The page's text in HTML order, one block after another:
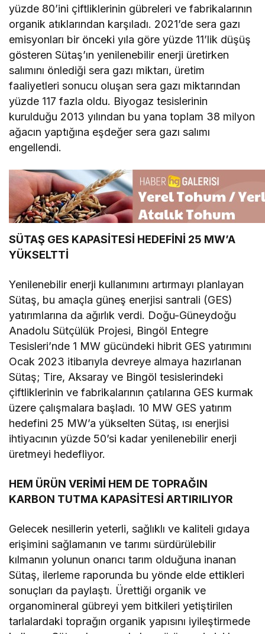
yüzde 80’ini çiftliklerinin gübreleri ve fabrikalarının
organik atıklarından karşıladı. 2021’de sera gazı
emisyonları bir önceki yıla göre yüzde 11’lik düşüş
gösteren Sütaş’ın yenilenebilir enerji üretirken
salımını önlediği sera gazı miktarı, üretim
faaliyetleri sonucu oluşan sera gazı miktarından
yüzde 117 fazla oldu. Biyogaz tesislerinin
kurulduğu 2013 yılından bu yana toplam 38 milyon
ağacın yaptığına eşdeğer sera gazı salımı
engellendi.
SÜTAŞ GES KAPASİTESİ HEDEFİNİ 25 MW’A
YÜKSELTTİ
Yenilenebilir enerji kullanımını artırmayı planlayan
Sütaş, bu amaçla güneş enerjisi santrali (GES)
yatırımlarına da ağırlık verdi. Doğu-Güneydoğu
Anadolu Sütçülük Projesi, Bingöl Entegre
Tesisleri’nde 1 MW gücündeki hibrit GES yatırımını
Ocak 2023 itibarıyla devreye almaya hazırlanan
Sütaş; Tire, Aksaray ve Bingöl tesislerindeki
çiftliklerinin ve fabrikalarının çatılarına GES kurmak
üzere çalışmalara başladı. 10 MW GES yatırım
hedefini 25 MW’a yükselten Sütaş, ısı enerjisi
ihtiyacının yüzde 50’si kadar yenilenebilir enerji
üretmeyi hedefliyor.
HEM ÜRÜN VERİMİ HEM DE TOPRAĞIN
KARBON TUTMA KAPASİTESİ ARTIRILIYOR
Gelecek nesillerin yeterli, sağlıklı ve kaliteli gıdaya
erişimini sağlamanın ve tarımı sürdürülebilir
kılmanın yolunun onarıcı tarım olduğuna inanan
Sütaş, ilerleme raporunda bu yönde elde ettikleri
sonuçları da paylaştı. Ürettiği organik ve
organomineral gübreyi yem bitkileri yetiştirilen
tarlalardaki toprağın organik yapısını iyileştirmede